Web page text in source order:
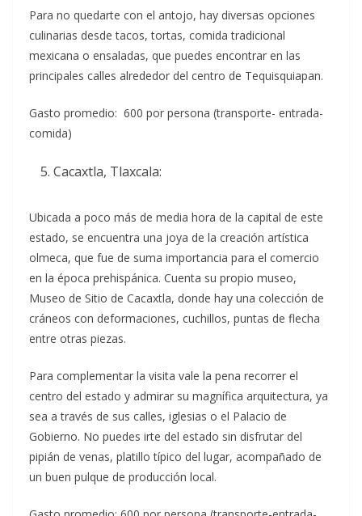
Para no quedarte con el antojo, hay diversas opciones
culinarias desde tacos, tortas, comida tradicional
mexicana o ensaladas, que puedes encontrar en las
principales calles alrededor del centro de Tequisquiapan.
Gasto promedio: 600 por persona (transporte- entrada-
comida)
Cacaxtla, Tlaxcala:
Ubicada a poco más de media hora de la capital de este
estado, se encuentra una joya de la creación artística
olmeca, que fue de suma importancia para el comercio
en la época prehispánica. Cuenta su propio museo,
Museo de Sitio de Cacaxtla, donde hay una colección de
cráneos con deformaciones, cuchillos, puntas de flecha
entre otras piezas.
Para complementar la visita vale la pena recorrer el
centro del estado y admirar su magnífica arquitectura, ya
sea a través de sus calles, iglesias o el Palacio de
Gobierno. No puedes irte del estado sin disfrutar del
pipián de venas, platillo típico del lugar, acompañado de
un buen pulque de producción local.